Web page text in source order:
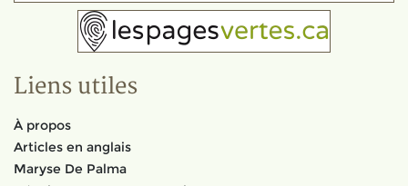
Liens utiles
À propos
Articles en anglais
Maryse De Palma